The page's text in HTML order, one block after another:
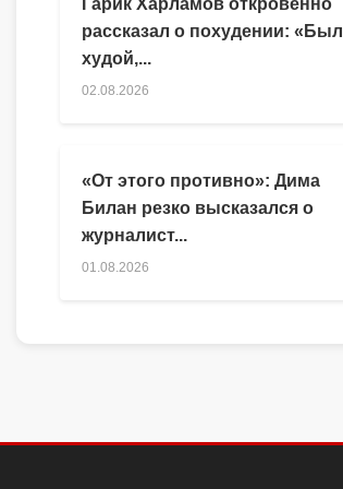
Гарик Харламов откровенно
рассказал о похудении: «Был
худой,...
02.08.2026
«От этого противно»: Дима
Билан резко высказался о
журналист...
01.08.2026